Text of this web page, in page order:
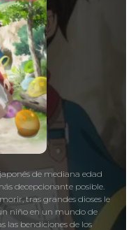
de mediana edad
decepcionante posible.
tras grandes dioses le
niño en un mundo de
las bendiciones de los